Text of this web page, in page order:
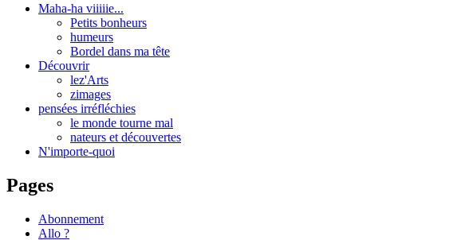
Maha-ha viiiiie...
Petits bonheurs
humeurs
Bordel dans ma tête
Découvrir
lez'Arts
zimages
pensées irréfléchies
le monde tourne mal
nateurs et découvertes
N'importe-quoi
Pages
Abonnement
Allo ?